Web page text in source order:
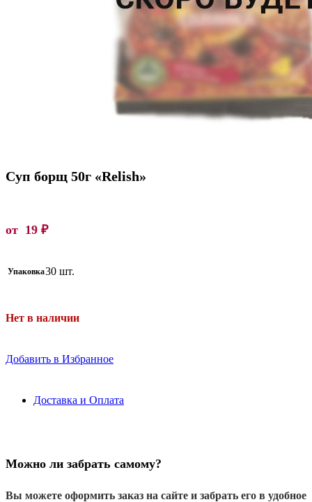
Суп борщ 50г «Relish»
от 19 ₽
Упаковка30 шт.
Нет в наличии
Добавить в Избранное
Доставка и Оплата
Можно ли забрать самому?
Вы можете оформить заказ на сайте и забрать его в удобное